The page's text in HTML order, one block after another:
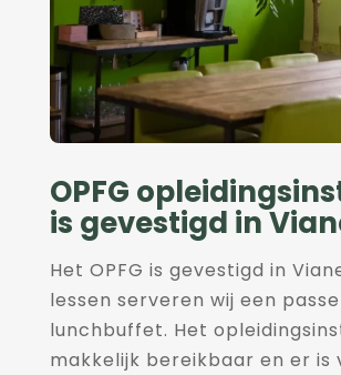
OPFG
is gevestigd in
Het OPFG is gevestigd in
lessen serveren wij een
lunchbuffet. Het
makkelijk bereikbaar en er is